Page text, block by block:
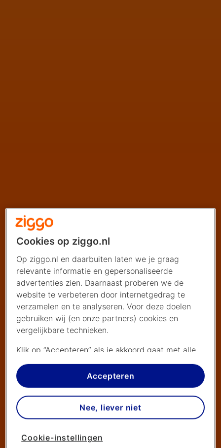
Cookies op ziggo.nl
Op ziggo.nl en daarbuiten laten we je graag
relevante informatie en gepersonaliseerde
advertenties zien. Daarnaast proberen we de
website te verbeteren door internetgedrag te
verzamelen en te analyseren. Voor deze doelen
gebruiken wij (en onze partners) cookies en
vergelijkbare technieken.
Klik op “Accepteren” als je akkoord gaat met alle
cookies. Kies je voor “Nee, liever niet”, dan
plaatsen we alleen strikt noodzakelijke cookies om
de website goed te laten werken. Dat betekent
dat we geen vormen van personalisatie
toepassen.
cookies worden geplaatst. Je kan je keuze altijd
Accepteren
Nee, liever niet
Cookie-instellingen